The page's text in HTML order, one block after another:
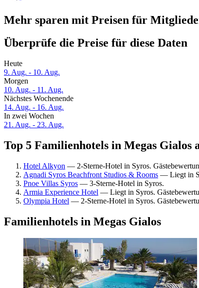
Mehr sparen mit Preisen für
Überprüfe die Preise für diese Daten
Heute
9. Aug. - 10. Aug.
Morgen
10. Aug. - 11. Aug.
Nächstes Wochenende
14. Aug. - 16. Aug.
In zwei Wochen
21. Aug. - 23. Aug.
Top 5 Familienhotels in Megas Gialos
Hotel Alkyon — 2-Sterne-Hotel in Syros.
Agnadi Syros Beachfront Studios & Rooms — Liegt in
Pnoe Villas Syros — 3-Sterne-Hotel in Syros.
Armia Experience Hotel — Liegt in Syros.
Olympia Hotel — 2-Sterne-Hotel in Syros.
Familienhotels in Megas Gialos